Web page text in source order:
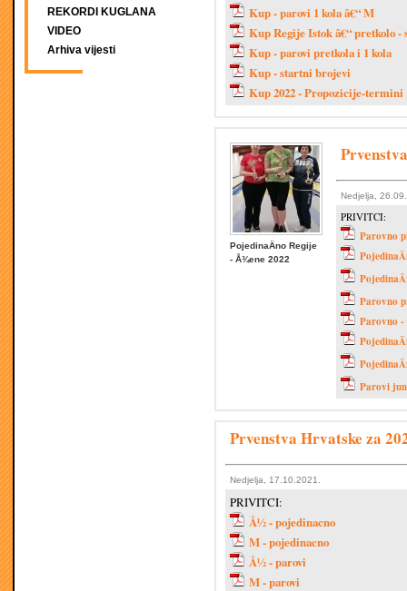
REKORDI KUGLANA
VIDEO
Arhiva vijesti
Kup - parovi 1 kola â€“ M
Kup Regije Istok â€“ pretkolo
Kup - parovi pretkola i 1 kola
Kup - startni brojevi
Kup 2022 - Propozicije-termini
PojedinaÄno Regije
- Å¾ene 2022
Nedjelja,
PRIVITCI:
Parovno
Parovno
Parovno -
Parovi
Prvenstva Hrvatske za
Nedjelja, 17.10.2021.
PRIVITCI:
Å½ - pojedinacno
M - pojedinacno
Å½ - parovi
M - parovi